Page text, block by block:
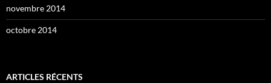
novembre 2014
octobre 2014
ARTICLES RÉCENTS